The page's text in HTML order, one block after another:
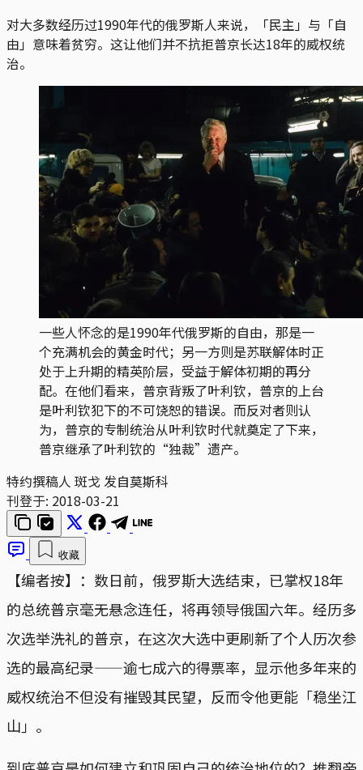
对大多数经历过1990年代的俄罗斯人来说，「民主」与「自
由」意味着贫穷。这让他们并不抗拒普京长达18年的威权统
治。
一些人怀念的是1990年代俄罗斯的自由，那是一
个充满机会的黄金时代；另一方则是苏联解体时正
处于上升期的精英阶层，受益于解体初期的再分
配。在他们看来，普京背叛了叶利钦，普京的上台
是叶利钦犯下的不可饶恕的错误。而反对者则认
为，普京的专制统治从叶利钦时代就奠定了下来，
普京继承了叶利钦的“独裁”遗产。
特约撰稿人 斑戈 发自莫斯科
刊登于: 2018-03-21
收藏
【编者按】：数日前，俄罗斯大选结束，已掌权18年
的总统普京毫无悬念连任，将再领导俄国六年。经历多
次选举洗礼的普京，在这次大选中更刷新了个人历次参
选的最高纪录——逾七成六的得票率，显示他多年来的
威权统治不但没有摧毁其民望，反而令他更能「稳坐江
山」。